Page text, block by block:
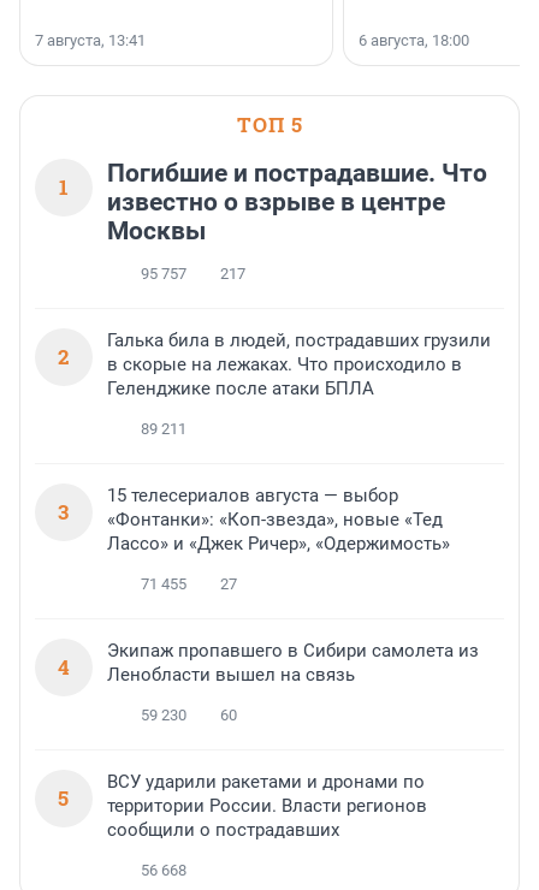
7 августа, 13:41 6 августа, 18:00
ТОП 5
1
Погибшие и пострадавшие. Что
известно о взрыве в центре
Москвы
95 757 217
2
Галька била в людей, пострадавших грузили
в скорые на лежаках. Что происходило в
Геленджике после атаки БПЛА
89 211
3
15 телесериалов августа — выбор
«Фонтанки»: «Коп-звезда», новые «Тед
Лассо» и «Джек Ричер», «Одержимость»
71 455 27
4
Экипаж пропавшего в Сибири самолета из
Ленобласти вышел на связь
59 230 60
5
ВСУ ударили ракетами и дронами по
территории России. Власти регионов
сообщили о пострадавших
56 668